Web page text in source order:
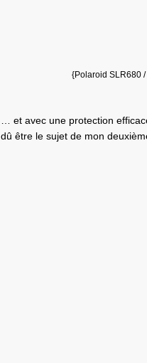
{Polaroid SLR680
… et avec une protection
dû être le sujet de mon